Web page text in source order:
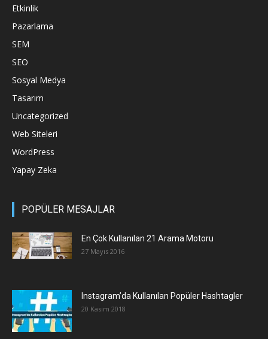
Etkinlik
Pazarlama
SEM
SEO
Sosyal Medya
Tasarım
Uncategorized
Web Siteleri
WordPress
Yapay Zeka
POPÜLER MESAJLAR
En Çok Kullanılan 21 Arama Motoru
27 Mayıs 2016
Instagram’da Kullanılan Popüler Hashtagler
20 Kasım 2018